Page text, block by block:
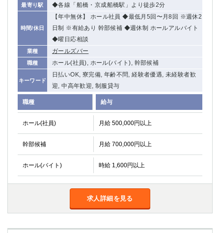
最寄り駅 ◆各線「船橋・京成船橋駅」より徒歩2分
時間/休日
【年中無休】 ホール社員 ◆最低月5回〜月8回 ※週休2
日制 ※有給あり 幹部候補 ◆週休制 ホールアルバイト
◆曜日応相談
業種 ガールズバー
職種 ホール(社員), ホール(バイト), 幹部候補
キーワード
日払いOK, 寮完備, 年齢不問, 経験者優遇, 未経験者歓
迎, 中高年歓迎, 制服貸与
職種 給与
ホール(社員) 月給 500,000円以上
幹部候補 月給 700,000円以上
ホール(バイト) 時給 1,600円以上
求人詳細を見る